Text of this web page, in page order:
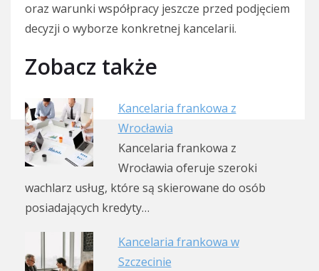
oraz warunki współpracy jeszcze przed podjęciem
decyzji o wyborze konkretnej kancelarii.
Zobacz także
Kancelaria frankowa z
Wrocławia
Kancelaria frankowa z
Wrocławia oferuje szeroki
wachlarz usług, które są skierowane do osób
posiadających kredyty…
Kancelaria frankowa w
Szczecinie